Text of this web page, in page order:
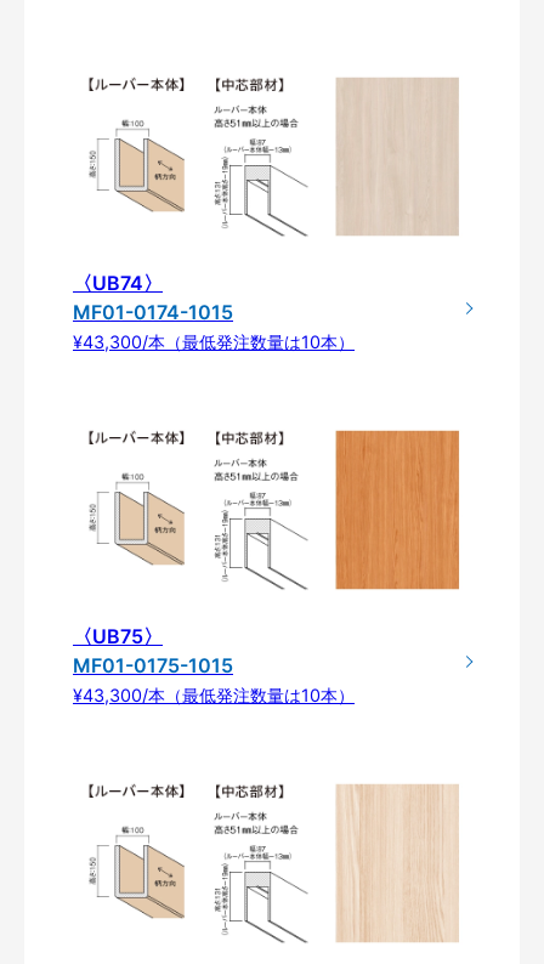
〈UB74〉
MF01-0174-1015
¥43,300/本（最低発注数量は10本）
〈UB75〉
MF01-0175-1015
¥43,300/本（最低発注数量は10本）